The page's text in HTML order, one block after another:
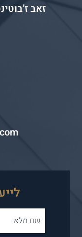
זאב ז’בוטינסקי 9, קומה